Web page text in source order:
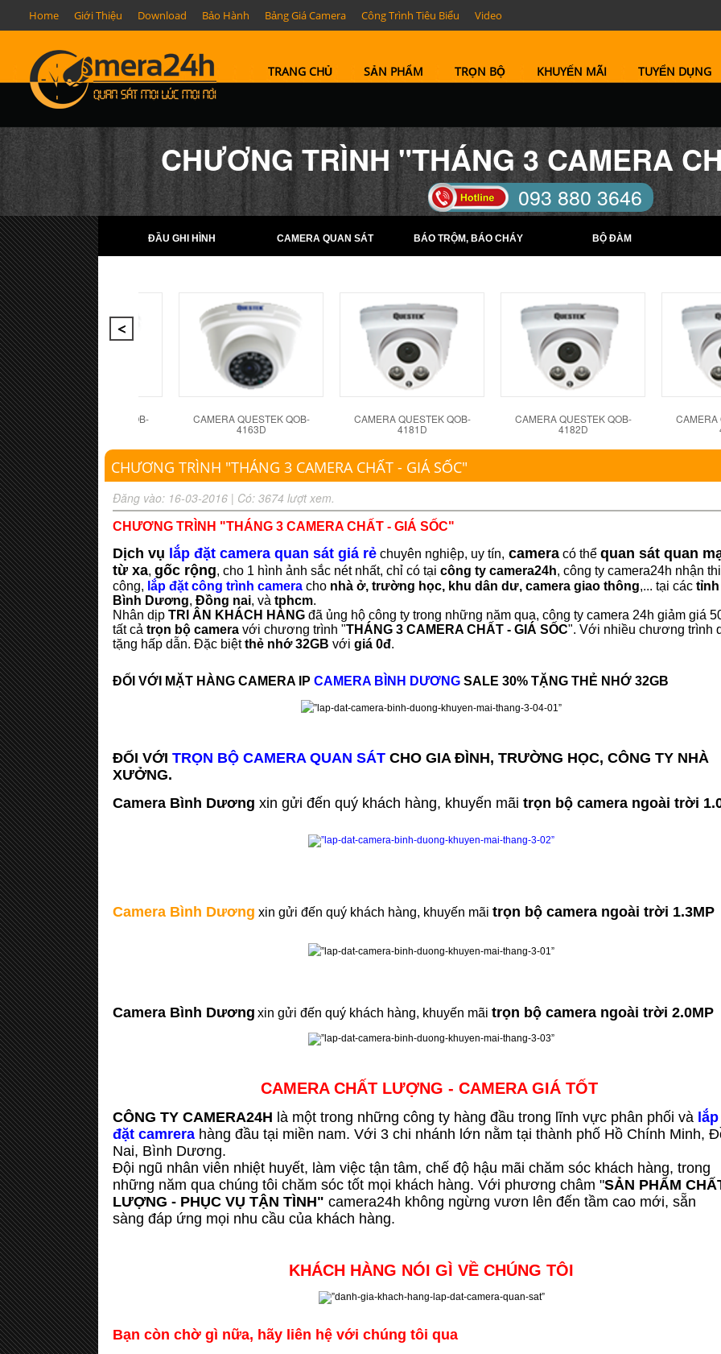
Home Giới Thiệu Download Bảo Hành Bảng Giá Camera Công Trình Tiêu Biểu Video
TRANG CHỦ SẢN PHẨM TRỌN BỘ KHUYẾN MÃI TUYỂN DỤNG
CHƯƠNG TRÌNH "THÁNG 3 CAMERA
093 880 3646
TELL: (0274) 6569422 -
(0274) 6569423
ĐẦU GHI HÌNH CAMERA QUAN SÁT BÁO TRỘM, BÁO CHÁY BỘ ĐÀM
CAMERA QUESTEK QOB-
4162D
CAMERA QUESTEK QOB-
4163D
CAMERA QUESTEK QOB-
4181D
CAMERA QUESTEK QOB-
4182D
CAMERA
CHƯƠNG TRÌNH "THÁNG 3 CAMERA CHẤT - GIÁ SỐC"
Đăng vào: 16-03-2016 | Có: 3674 lượt xem.
CHƯƠNG TRÌNH "THÁNG 3 CAMERA CHẤT - GIÁ SỐC"
Dịch vụ lắp đặt camera quan sát giá rẻ chuyên nghiệp, uy tín, camera có thể quan sát quan
từ xa, gốc rộng, cho 1 hình ảnh sắc nét nhất, chỉ có tại công ty camera24h, công ty camera24h nhận thi
công, lắp đặt công trình camera cho nhà ở, trường học, khu dân dư, camera giao thông,... tại các tỉnh
Bình Dương, Đồng nai, và tphcm.
Nhân dịp TRI ÂN KHÁCH HÀNG đã ủng hộ công ty trong những năm qua, công ty camera 24h giảm giá
tất cả trọn bộ camera với chương trình "THÁNG 3 CAMERA CHẤT - GIÁ SỐC". Với nhiều chương trình
tặng hấp dẫn. Đặc biệtthẻ nhớ 32GB với giá 0đ.
ĐỐI VỚI MẶT HÀNG CAMERA IP CAMERA BÌNH DƯƠNG SALE 30% TẶNG THẺ NHỚ 32GB
ĐỐI VỚI TRỌN BỘ CAMERA QUAN SÁT CHO GIA ĐÌNH, TRƯỜNG HỌC, CÔNG TY NHÀ
XƯỞNG.
Camera Bình Dương xin gửi đến quý khách hàng, khuyến mãi trọn bộ camera ngoài trời
Camera Bình Dương xin gửi đến quý khách hàng, khuyến mãi trọn bộ camera ngoài trời 1.3MP
Camera Bình Dương xin gửi đến quý khách hàng, khuyến mãi trọn bộ camera ngoài trời 2.0MP
CAMERA CHẤT LƯỢNG - CAMERA GIÁ TỐT
CÔNG TY CAMERA24H là một trong những công ty hàng đầu trong lĩnh vực phân phối và lắp
đặt camrera hàng đầu tại miền nam. Với 3 chi nhánh lớn nằm tại thành phố Hồ Chính Minh,
Nai, Bình Dương.
Đội ngũ nhân viên nhiệt huyết, làm việc tận tâm, chế độ hậu mãi chăm sóc khách hàng, trong
những năm qua chúng tôi chăm sóc tốt mọi khách hàng. Với phương châm "SẢN PHẨM
LƯỢNG - PHỤC VỤ TẬN TÌNH" camera24h không ngừng vươn lên đến tầm cao mới, sẵn
sàng đáp ứng mọi nhu cầu của khách hàng.
KHÁCH HÀNG NÓI GÌ VỀ CHÚNG TÔI
Bạn còn chờ gì nữa, hãy liên hệ với chúng tôi qua